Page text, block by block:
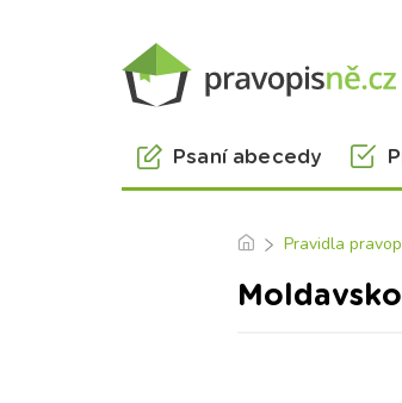
Psaní abecedy
Pravidla